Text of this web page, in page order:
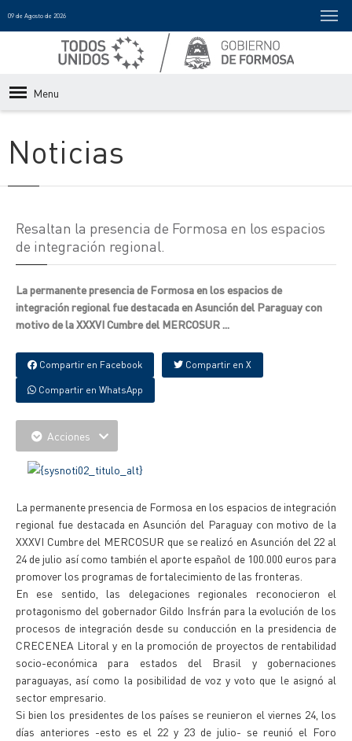
09 de Agosto de 2026
Menu
Noticias
Resaltan la presencia de Formosa en los espacios
de integración regional.
La permanente presencia de Formosa en los espacios de
integración regional fue destacada en Asunción del Paraguay con
motivo de la XXXVI Cumbre del MERCOSUR ...
Compartir en Facebook Compartir en X
Compartir en WhatsApp
Acciones
La permanente presencia de Formosa en los espacios de integración
regional fue destacada en Asunción del Paraguay con motivo de la
XXXVI Cumbre del MERCOSUR que se realizó en Asunción del 22 al
24 de julio así como también el aporte español de 100.000 euros para
promover los programas de fortalecimiento de las fronteras.
En ese sentido, las delegaciones regionales reconocieron el
protagonismo del gobernador Gildo Insfrán para la evolución de los
procesos de integración desde su conducción en la presidencia de
CRECENEA Litoral y en la promoción de proyectos de rentabilidad
socio-económica para estados del Brasil y gobernaciones
paraguayas, así como la posibilidad de voz y voto que le asignó al
sector empresario.
Si bien los presidentes de los países se reunieron el viernes 24, los
días anteriores -esto es el 22 y 23 de julio- se reunió el Foro